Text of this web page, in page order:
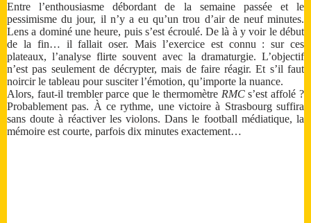
Entre l’enthousiasme débordant de la semaine passée et le
pessimisme du jour, il n’y a eu qu’un trou d’air de neuf minutes.
Lens a dominé une heure, puis s’est écroulé. De là à y voir le début
de la fin… il fallait oser. Mais l’exercice est connu : sur ces
plateaux, l’analyse flirte souvent avec la dramaturgie. L’objectif
n’est pas seulement de décrypter, mais de faire réagir. Et s’il faut
noircir le tableau pour susciter l’émotion, qu’importe la nuance.
Alors, faut-il trembler parce que le thermomètre RMCs’est affolé ?
Probablement pas. À ce rythme, une victoire à Strasbourg suffira
sans doute à réactiver les violons. Dans le football médiatique, la
mémoire est courte, parfois dix minutes exactement…